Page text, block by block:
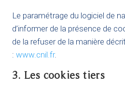
Le paramétrage du logiciel de
d’informer de la présence de
de la refuser de la manière
: www.cnil.fr.
3. Les cookies tiers